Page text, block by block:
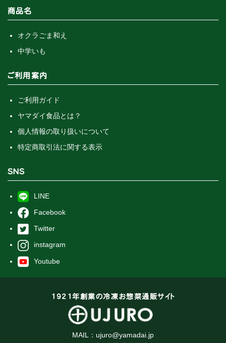
商品名
オクラごま和え
中学いも
ご利用案内
ご利用ガイド
ヤマダイ食品とは？
個人情報の取り扱いについて
特定商取引法に関する表示
SNS
LINE
Facebook
Twitter
instagram
Youtube
1921年創業の冷凍お惣菜通販サイト
MAIL： ujuro@yamadai.jp